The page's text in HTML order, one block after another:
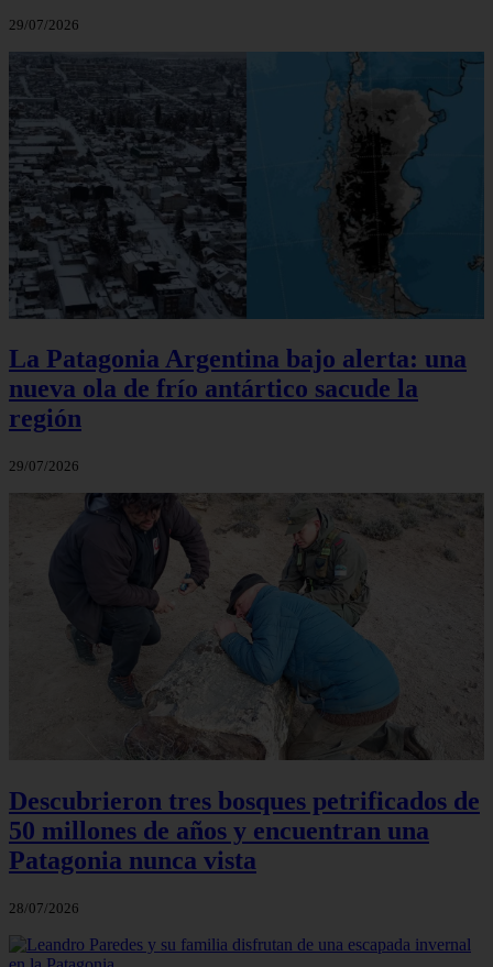
29/07/2026
La Patagonia Argentina bajo alerta: una
nueva ola de frío antártico sacude la
región
29/07/2026
Descubrieron tres bosques petrificados de
50 millones de años y encuentran una
Patagonia nunca vista
28/07/2026